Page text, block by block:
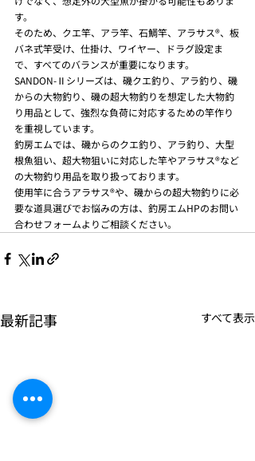
す。
そのため、クエ竿、アラ竿、石鯛竿、アラサス®、板
バネ式竿受け、仕掛け、ワイヤー、ドラグ設定ま
で、すべてのバランスが重要になります。
SANDON-Ⅱシリーズは、磯クエ釣り、アラ釣り、磯
からの大物釣り、磯の超大物釣りを想定した大物釣
り用品として、強烈な負荷に対応するための竿作り
を重視しています。
釣房エムでは、磯からのクエ釣り、アラ釣り、大型
根魚狙い、超大物狙いに対応した竿やアラサス®など
の大物釣り用品を取り扱っております。
使用竿に合うアラサス®や、磯からの超大物釣りに必
要な道具選びでお悩みの方は、釣房エムHPのお問い
合わせフォームよりご相談ください。
最新記事 すべて表示